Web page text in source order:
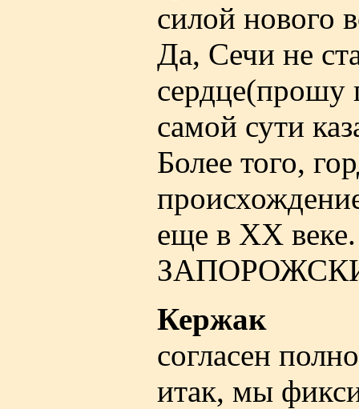
силой нового
Да, Сечи не
сердце(прошу
самой сути
Более того,
еще в XX
Кержак
согласен
итак, мы